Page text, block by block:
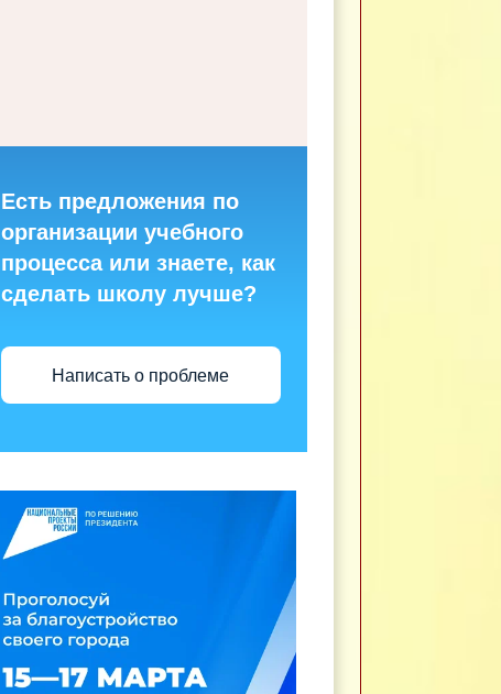
Есть предложения по
организации учебного
процесса или знаете, как
сделать школу лучше?
Написать о проблеме